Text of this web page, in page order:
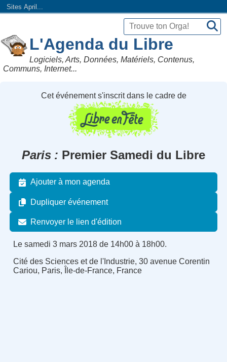
Sites April...
L'Agenda du Libre
Logiciels, Arts, Données, Matériels, Contenus,
Communs, Internet...
Cet événement s'inscrit dans le cadre de
Paris Premier Samedi du Libre
Ajouter à mon agenda
Dupliquer événement
Renvoyer le lien d'édition
Le samedi 3 mars 2018 de 14h00 à 18h00.
Cité des Sciences et de l'Industrie, 30 avenue Corentin
Cariou, Paris, Île-de-France, France